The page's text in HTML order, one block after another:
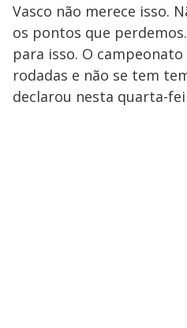
Vasco não merece isso.
os pontos que
para isso. O
rodadas e não se tem
declarou nesta quarta-